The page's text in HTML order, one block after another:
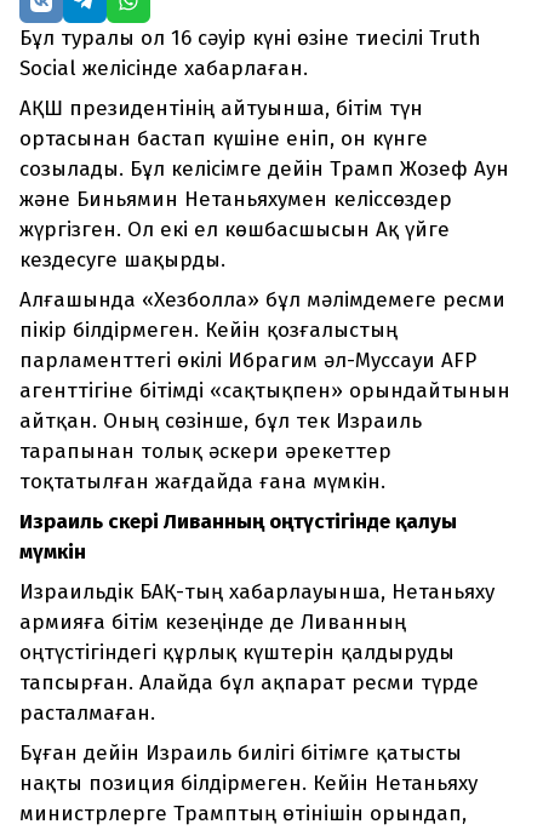
Бұл туралы ол 16 сәуір күні өзіне тиесілі Truth
Social желісінде хабарлаған.
АҚШ президентінің айтуынша, бітім түн
ортасынан бастап күшіне еніп, он күнге
созылады. Бұл келісімге дейін Трамп Жозеф Аун
және Биньямин Нетаньяхумен келіссөздер
жүргізген. Ол екі ел көшбасшысын Ақ үйге
кездесуге шақырды.
Алғашында «Хезболла» бұл мәлімдемеге ресми
пікір білдірмеген. Кейін қозғалыстың
парламенттегі өкілі Ибрагим әл-Муссауи AFP
агенттігіне бітімді «сақтықпен» орындайтынын
айтқан. Оның сөзінше, бұл тек Израиль
тарапынан толық әскери әрекеттер
тоқтатылған жағдайда ғана мүмкін.
Израиль әскері Ливанның оңтүстігінде қалуы
мүмкін
Израильдік БАҚ-тың хабарлауынша, Нетаньяху
армияға бітім кезеңінде де Ливанның
оңтүстігіндегі құрлық күштерін қалдыруды
тапсырған. Алайда бұл ақпарат ресми түрде
расталмаған.
Бұған дейін Израиль билігі бітімге қатысты
нақты позиция білдірмеген. Кейін Нетаньяху
министрлерге Трамптың өтінішін орындап,